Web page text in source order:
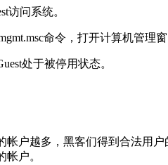
访问系统。
命令，打开计算机管理窗
处于被停用状态。
户越多，黑客们得到合法用
户。